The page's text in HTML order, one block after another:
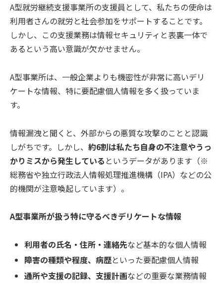
A型就労継続支援事業所の支援員として、私たちの使命は
利用者さんの就労と社会参加をサポートすることです。
しかし、この支援業務は情報セキュリティと表裏一体で
あるという高い意識が欠かせません。
A型事業所は、一般企業よりも機密性が非常に高いデリ
ケートな情報、特に要配慮個人情報を多く扱っていま
す。
情報漏洩と聞くと、外部からの悪質な攻撃のことと認識
しがちです。しかし、 約6割は私たち自身の不注意やうっ
かりミスから発生している というデータがあります（※
総務省や独立行政法人情報処理推進機構（IPA）などの公
的機関が注意喚起しています）。
A型事業所が扱う特に守るべきデリケートな情報
利用者の氏名・住所・連絡先など基本的な個人情報
障害の種類や程度、病歴といった要配慮個人情報
通所や支援の記録、支援計画などの重要な業務情報